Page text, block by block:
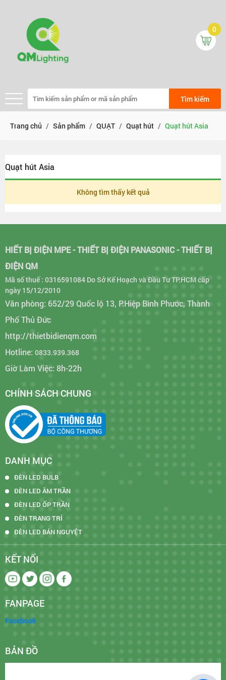
Tìm kiếm
0
Trang chủ Sản phẩm QUẠT Quạt hút Quạt hút Asia
Quạt hút Asia
Không tìm thấy kết quả
HIẾT BỊ ĐIỆN MPE - THIẾT BỊ ĐIỆN PANASONIC - THIẾT BỊ
ĐIỆN QM
Mã số thuế : 0316591084 Do Sở Kế Hoạch và Đầu Tư TP.HCM cấp
ngày 15/12/2010
Văn phòng: 652/29 Quốc lộ 13, P.Hiệp Bình Phước, Thành
Phố Thủ Đức
http://thietbidienqm.com
Hotline: 0833.939.368
Giờ Làm Việc: 8h-22h
CHÍNH SÁCH CHUNG
DANH MỤC
ĐÈN LED BULB
ĐÈN LED ÂM TRẦN
ĐÈN LED ỐP TRẦN
ĐÈN TRANG TRÍ
ĐÈN LED BÁN NGUYỆT
KẾT NỐI
FANPAGE
Facebook
BẢN ĐỒ